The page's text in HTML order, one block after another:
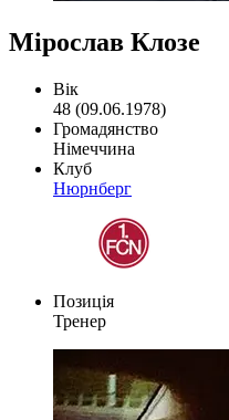
Мірослав Клозе
Вік
48 (09.06.1978)
Громадянство
Німеччина
Клуб
Нюрнберг
Позиція
Тренер